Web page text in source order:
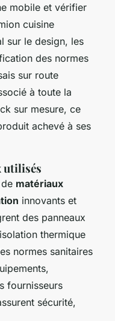
mobile et vérifier
cuisine
sur le design, les
des normes
sur route
à toute la
sur mesure, ce
achevé à ses
utilisés
matériaux
innovants et
des panneaux
thermique
normes sanitaires
fournisseurs
sécurité,